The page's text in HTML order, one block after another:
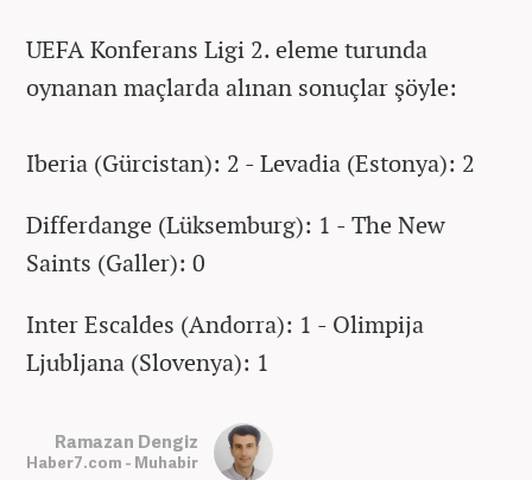
UEFA Konferans Ligi 2. eleme turunda
oynanan maçlarda alınan sonuçlar şöyle:
Iberia (Gürcistan): 2 - Levadia (Estonya): 2
Differdange (Lüksemburg): 1 - The New
Saints (Galler): 0
Inter Escaldes (Andorra): 1 - Olimpija
Ljubljana (Slovenya): 1
Ramazan Dengiz
Haber7.com - Muhabir